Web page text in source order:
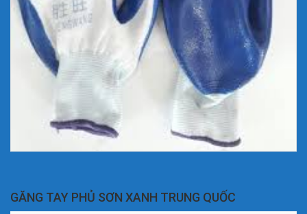
GĂNG TAY PHỦ SƠN XANH TRUNG QUỐC